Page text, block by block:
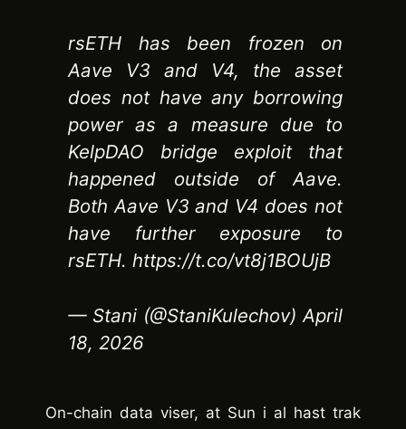
rsETH has been frozen on
Aave V3 and V4, the asset
does not have any borrowing
power as a measure due to
KelpDAO bridge exploit that
happened outside of Aave.
Both Aave V3 and V4 does not
have further exposure to
rsETH. https://t.co/vt8j1BOUjB
— Stani (@StaniKulechov) April
18, 2026
On-chain data viser, at Sun i al hast trak